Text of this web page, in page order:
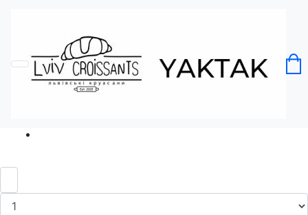
Шопер "Уночі, я тобі так просто під